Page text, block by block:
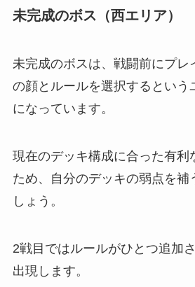
未完成のボス（西エリア）
未完成のボスは、戦闘前にプレ
の顔とルールを選択するという
になっています。
現在のデッキ構成に合った有利
ため、自分のデッキの弱点を補
しょう。
2戦目ではルールがひとつ追加
出現します。